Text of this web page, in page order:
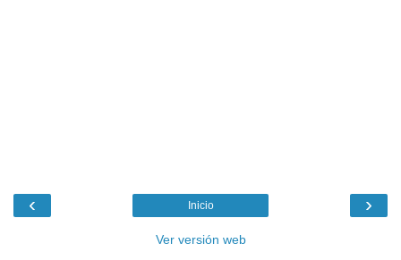
‹ ›
Inicio
Ver versión web